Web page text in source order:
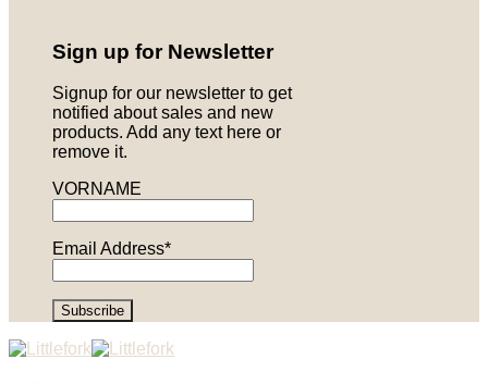
Sign up for Newsletter
Signup for our newsletter to get
notified about sales and new
products. Add any text here or
remove it.
VORNAME
Email Address*